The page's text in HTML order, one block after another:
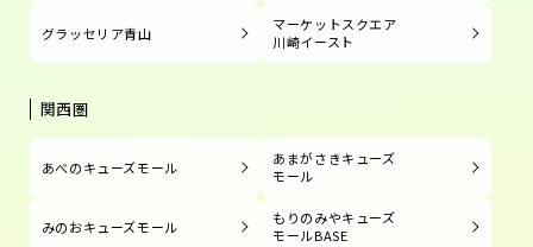
グラッセリア青山
マーケットスクエア
川崎イースト
関西圏
あべのキューズモール
あまがさきキューズ
モール
みのおキューズモール
もりのみやキューズ
モールBASE